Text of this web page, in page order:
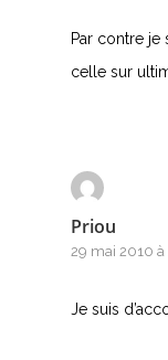
Par contre je
celle sur
Priou
29 mai 2010
Je suis